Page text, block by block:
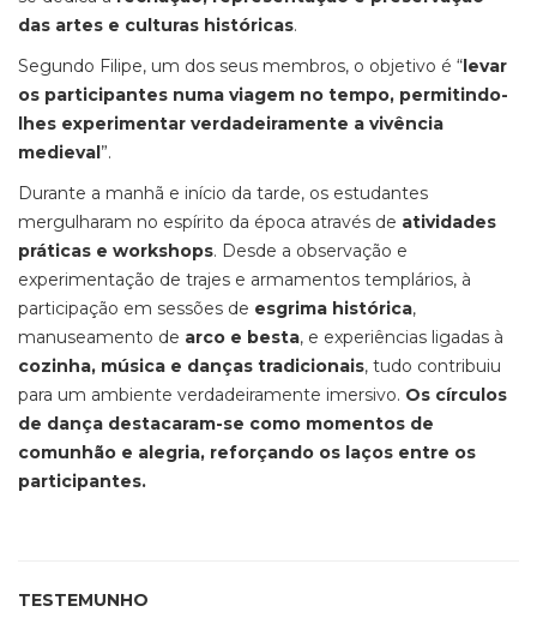
das artes e culturas históricas.
Segundo Filipe, um dos seus membros, o objetivo é “levar
os participantes numa viagem no tempo, permitindo-
lhes experimentar verdadeiramente a vivência
medieval”.
Durante a manhã e início da tarde, os estudantes
mergulharam no espírito da época através de atividades
práticas e workshops. Desde a observação e
experimentação de trajes e armamentos templários, à
participação em sessões de esgrima histórica,
manuseamento de arco e besta, e experiências ligadas à
cozinha, música e danças tradicionais, tudo contribuiu
para um ambiente verdadeiramente imersivo. Os círculos
de dança destacaram-se como momentos de
comunhão e alegria, reforçando os laços entre os
participantes.
TESTEMUNHO